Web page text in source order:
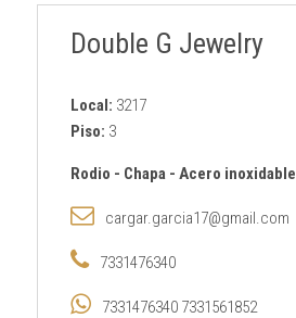
Double G Jewelry
Local: 3217
Piso: 3
Rodio - Chapa- Acero inoxidable
cargar.garcia17@gmail.com
7331476340
7331476340 7331561852